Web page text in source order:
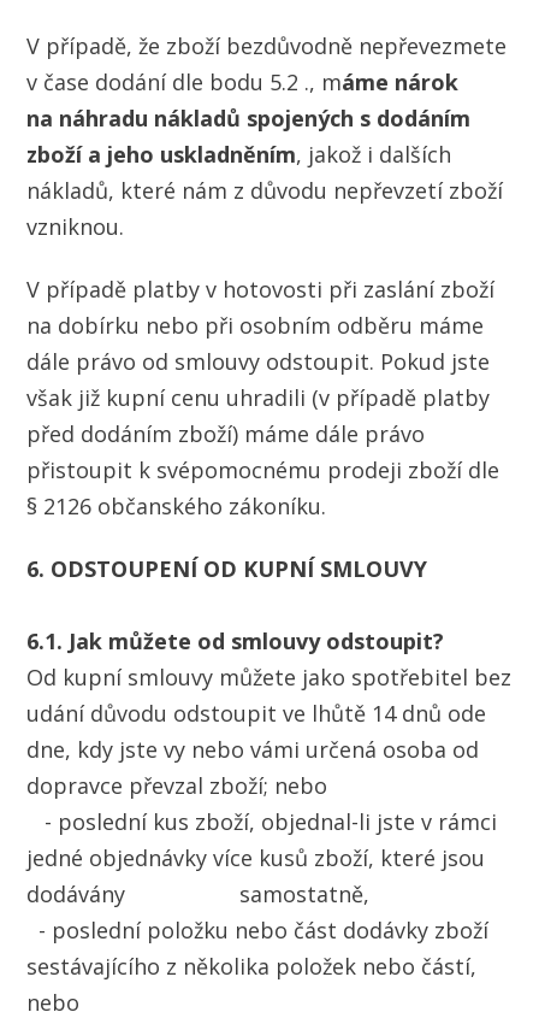
V případě, že zboží bezdůvodně nepřevezmete
v čase dodání dle bodu 5.2 ., máme nárok
na náhradu nákladů spojených s dodáním
zboží a jeho uskladněním, jakož i dalších
nákladů, které nám z důvodu nepřevzetí zboží
vzniknou.
V případě platby v hotovosti při zaslání zboží
na dobírku nebo při osobním odběru máme
dále právo od smlouvy odstoupit. Pokud jste
však již kupní cenu uhradili (v případě platby
před dodáním zboží) máme dále právo
přistoupit k svépomocnému prodeji zboží dle
§ 2126 občanského zákoníku.
6. ODSTOUPENÍ OD KUPNÍ SMLOUVY
6.1. Jak můžete od smlouvy odstoupit?
Od kupní smlouvy můžete jako spotřebitel bez
udání důvodu odstoupit ve lhůtě 14 dnů ode
dne, kdy jste vy nebo vámi určená osoba od
dopravce převzal zboží; nebo
- poslední kus zboží, objednal-li jste v rámci
jedné objednávky více kusů zboží, které jsou
dodávány samostatně,
- poslední položku nebo část dodávky zboží
sestávajícího z několika položek nebo částí,
nebo